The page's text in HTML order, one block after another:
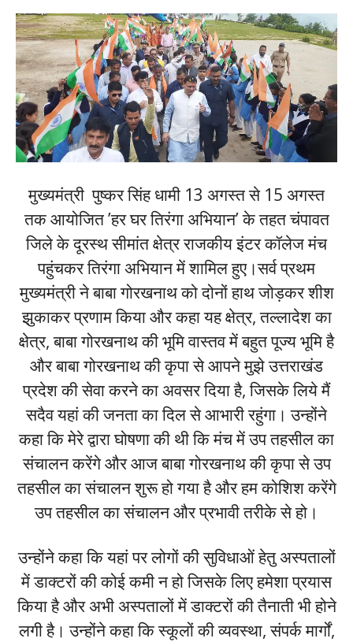
मुख्यमंत्री पुष्कर सिंह धामी 13 अगस्त से 15 अगस्त
तक आयोजित ’हर घर तिरंगा अभियान’ के तहत चंपावत
जिले के दूरस्थ सीमांत क्षेत्र राजकीय इंटर कॉलेज मंच
पहुंचकर तिरंगा अभियान में शामिल हुए।सर्व प्रथम
मुख्यमंत्री ने बाबा गोरखनाथ को दोनों हाथ जोड़कर शीश
झुकाकर प्रणाम किया और कहा यह क्षेत्र, तल्लादेश का
क्षेत्र, बाबा गोरखनाथ की भूमि वास्तव में बहुत पूज्य भूमि है
और बाबा गोरखनाथ की कृपा से आपने मुझे उत्तराखंड
प्रदेश की सेवा करने का अवसर दिया है, जिसके लिये मैं
सदैव यहां की जनता का दिल से आभारी रहुंगा। उन्होंने
कहा कि मेरे द्वारा घोषणा की थी कि मंच में उप तहसील का
संचालन करेंगे और आज बाबा गोरखनाथ की कृपा से उप
तहसील का संचालन शुरू हो गया है और हम कोशिश करेंगे
उप तहसील का संचालन और प्रभावी तरीके से हो।
उन्होंने कहा कि यहां पर लोगों की सुविधाओं हेतु अस्पतालों
में डाक्टरों की कोई कमी न हो जिसके लिए हमेशा प्रयास
किया है और अभी अस्पतालों में डाक्टरों की तैनाती भी होने
लगी है। उन्होंने कहा कि स्कूलों की व्यवस्था, संपर्क मार्गों,